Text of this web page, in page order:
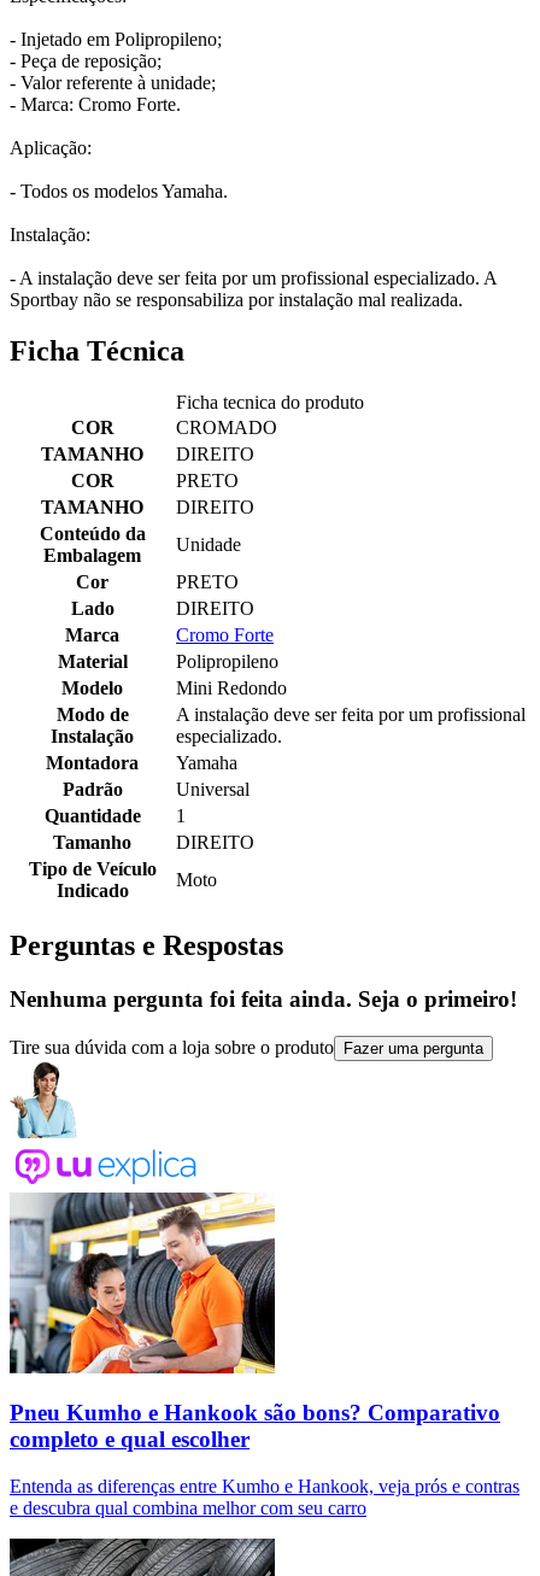
- Injetado em Polipropileno;
- Peça de reposição;
- Valor referente à unidade;
- Marca: Cromo Forte.
Aplicação:
- Todos os modelos Yamaha.
Instalação:
- A instalação deve ser feita por um profissional especializado. A
Sportbay não se responsabiliza por instalação mal realizada.
Ficha Técnica
Ficha tecnica do produto
COR
CROMADO
TAMANHO
DIREITO
COR
PRETO
TAMANHO
DIREITO
Conteúdo da
Embalagem
Unidade
Cor
PRETO
Lado
DIREITO
Marca
Cromo Forte
Material
Polipropileno
Modelo
Mini Redondo
Modo de
Instalação
A instalação deve ser feita por um profissional
especializado.
Montadora
Yamaha
Padrão
Universal
Quantidade
1
Tamanho
DIREITO
Tipo de Veículo
Indicado
Moto
Perguntas e Respostas
Nenhuma pergunta foi feita ainda. Seja o primeiro!
Tire sua dúvida com a loja sobre o produto Fazer uma pergunta
Pneu Kumho e Hankook são bons? Comparativo
completo e qual escolher
Entenda as diferenças entre Kumho e Hankook, veja prós e contras
e descubra qual combina melhor com seu carro